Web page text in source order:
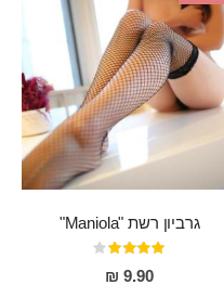
גרביון רשת "Maniola"
דירוג:
80%
9.90 ₪